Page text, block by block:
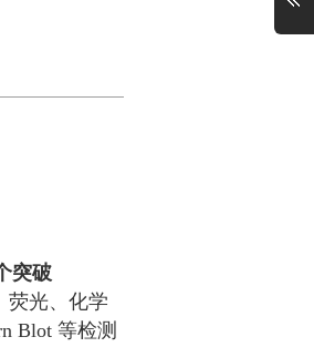
突破
荧光、化学
Blot 等检测